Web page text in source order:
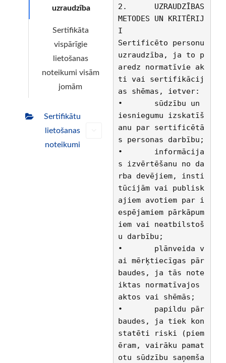
uzraudzība
Sertifikāta
vispārīgie
lietošanas
noteikumi visām
jomām
Sertifikātu
lietošanas
noteikumi
2.	UZRAUDZĪBAS
METODES UN KRITĒRIJ
I
Sertificēto personu
uzraudzība, ja to p
aredz normatīvie ak
ti vai sertifikācij
as shēmas, ietver:
•	sūdzību un
iesniegumu izskatīš
anu par sertificētā
s personas darbību;
•	informācija
s izvērtēšanu no da
rba devējiem, insti
tūcijām vai publisk
ajiem avotiem par i
espējamiem pārkāpum
iem vai neatbilstoš
u darbību;
•	plānveida v
ai mērķtiecīgas pār
baudes, ja tās note
iktas normatīvajos
aktos vai shēmās;
•	papildu pār
baudes, ja tiek kon
statēti riski (piem
ēram, vairāku pamat
otu sūdzību saņemša